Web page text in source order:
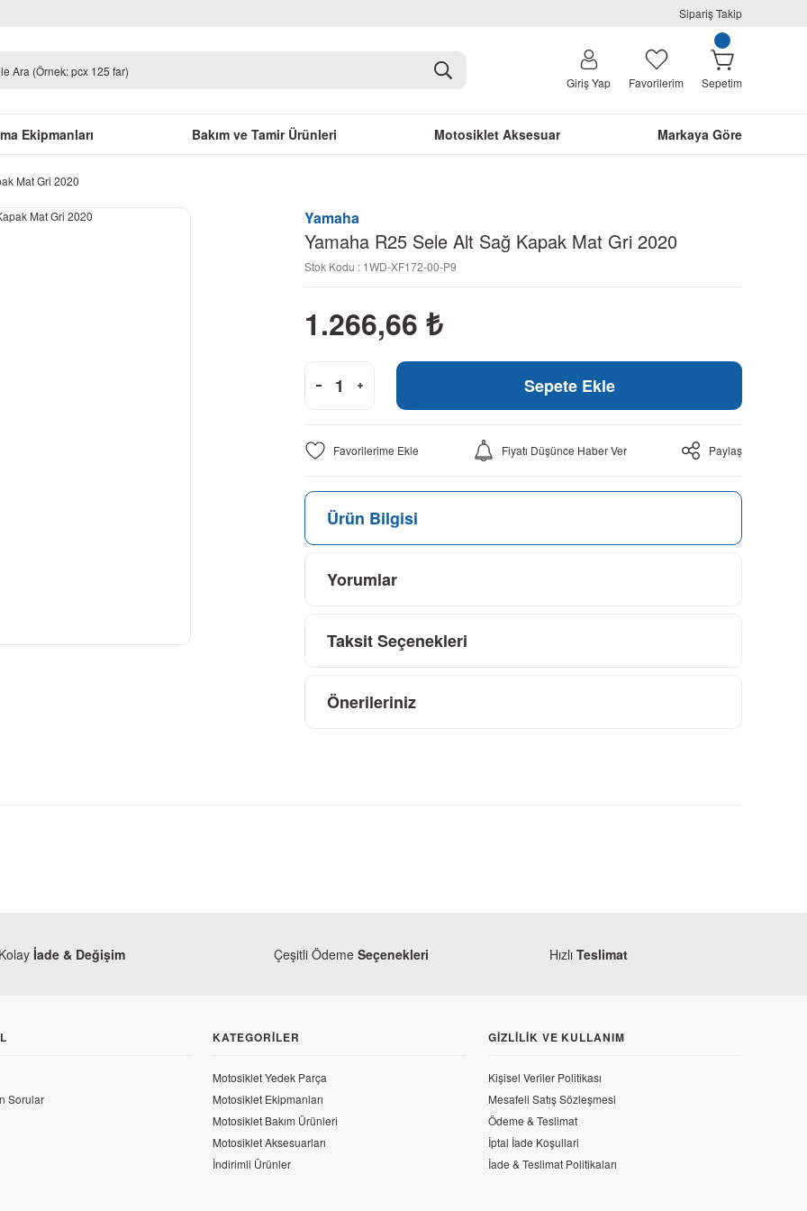
Sipariş Takip
Giriş Yap Favorilerim Sepetim
Ekipmanları Bakım ve Tamir Ürünleri Motosiklet Aksesuar Markaya Göre
Mat Gri 2020
Yamaha
Yamaha R25 Sele Alt Sağ Kapak Mat Gri 2020
Stok Kodu : 1WD-XF172-00-P9
1.266,66 ₺
Sepete Ekle
Fiyatı Düşünce Haber Ver Paylaş
Ürün Bilgisi
Yorumlar
Taksit Seçenekleri
Önerileriniz
Kolay İade & Değişim Çeşitli Ödeme Seçenekleri Hızlı Teslimat
Sorular
KATEGORILER
Motosiklet Yedek Parça
Motosiklet Ekipmanları
Motosiklet Bakım Ürünleri
Motosiklet Aksesuarları
İndirimli Ürünler
GIZLILIK VE KULLANIM
Kişisel Veriler Politikası
Mesafeli Satış Sözleşmesi
Ödeme & Teslimat
İptal İade Koşullari
İade & Teslimat Politikaları